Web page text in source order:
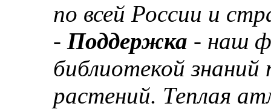
по всей России и
- Поддержка - наш
библиотекой
растений. Теплая